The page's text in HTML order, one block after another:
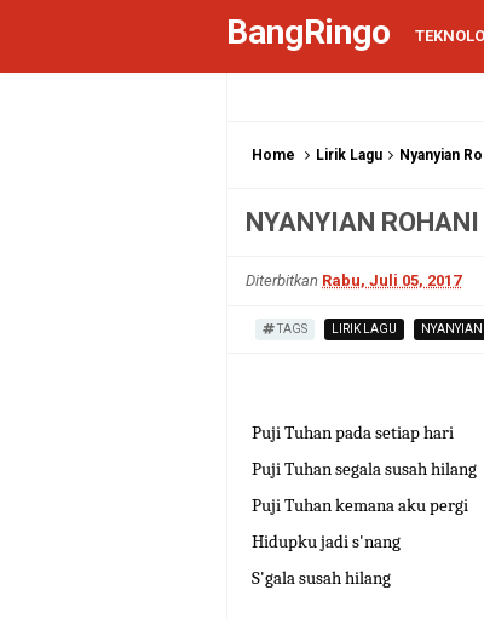
BangRingo
Home Lirik Lagu Nyanyian
NYANYIAN
Diterbitkan Rabu, Juli 05, 2017
TAGS LIRIK LAGU
Puji Tuhan pada setiap hari
Puji Tuhan segala susah hilang
Puji Tuhan kemana aku pergi
Hidupku jadi s'nang
S'gala susah hilang